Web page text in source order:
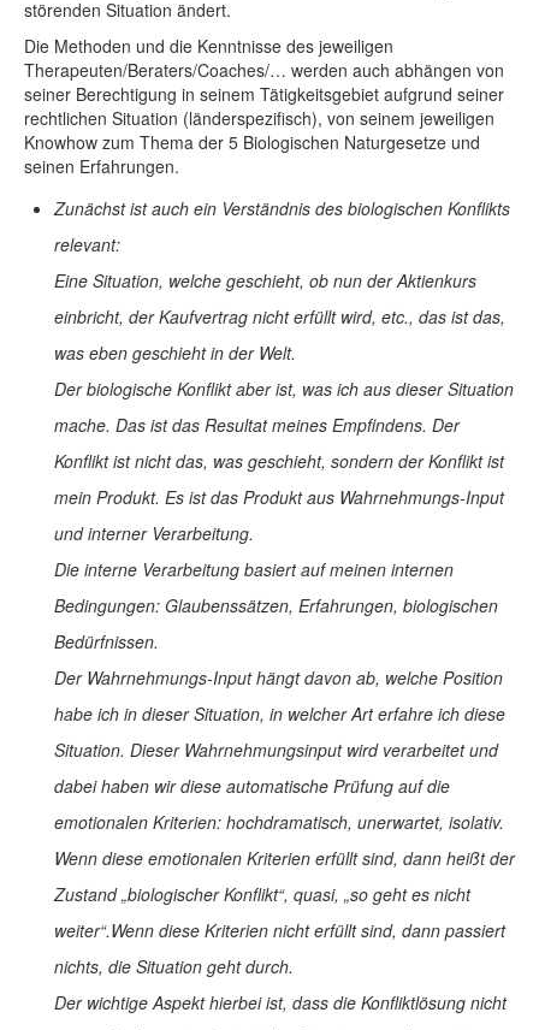
störenden Situation ändert.
Die Methoden und die Kenntnisse des jeweiligen
Therapeuten/Beraters/Coaches/… werden auch abhängen von
seiner Berechtigung in seinem Tätigkeitsgebiet aufgrund seiner
rechtlichen Situation (länderspezifisch), von seinem jeweiligen
Knowhow zum Thema der 5 Biologischen Naturgesetze und
seinen Erfahrungen.
Zunächst ist auch ein Verständnis des biologischen Konflikts
relevant:
Eine Situation, welche geschieht, ob nun der Aktienkurs
einbricht, der Kaufvertrag nicht erfüllt wird, etc., das ist das,
was eben geschieht in der Welt.
Der biologische Konflikt aber ist, was ich aus dieser Situation
mache. Das ist das Resultat meines Empfindens. Der
Konflikt ist nicht das, was geschieht, sondern der Konflikt ist
mein Produkt. Es ist das Produkt aus Wahrnehmungs-Input
und interner Verarbeitung.
Die interne Verarbeitung basiert auf meinen internen
Bedingungen: Glaubenssätzen, Erfahrungen, biologischen
Bedürfnissen.
Der Wahrnehmungs-Input hängt davon ab, welche Position
habe ich in dieser Situation, in welcher Art erfahre ich diese
Situation. Dieser Wahrnehmungsinput wird verarbeitet und
dabei haben wir diese automatische Prüfung auf die
emotionalen Kriterien: hochdramatisch, unerwartet, isolativ.
Wenn diese emotionalen Kriterien erfüllt sind, dann heißt der
Zustand „biologischer Konflikt“, quasi, „so geht es nicht
weiter“.Wenn diese Kriterien nicht erfüllt sind, dann passiert
nichts, die Situation geht durch.
Der wichtige Aspekt hierbei ist, dass die Konfliktlösung nicht